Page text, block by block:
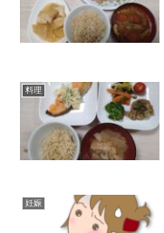
料理
妊娠